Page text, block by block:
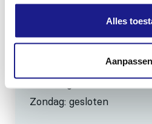
Alles
Aanpassen
OPENINGSTIJDEN
Maandag t/m vrijdag:
Zondag: gesloten